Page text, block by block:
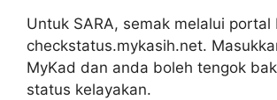
Untuk SARA, semak melalui portal
checkstatus.mykasih.net.
MyKad dan anda boleh tengok
status kelayakan.